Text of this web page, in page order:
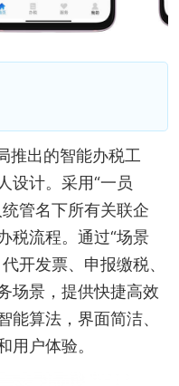
推出的智能办税工
设计。采用“一员
管名下所有关联企
税流程。通过“场景
开发票、申报缴税、
场景，提供快捷高效
能算法，界面简洁、
用户体验。